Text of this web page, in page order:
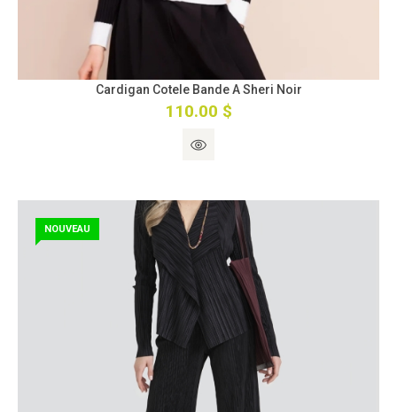
Cardigan Cotele Bande A Sheri Noir
110.00 $
NOUVEAU